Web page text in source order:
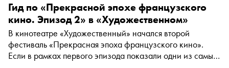
Гид по «Прекрасной эпохе французского
кино. Эпизод 2» в «Художественном»
В кинотеатре «Художественный» начался второй
фестиваль «Прекрасная эпоха французского кино».
Если в рамках первого эпизода показали одни из самых